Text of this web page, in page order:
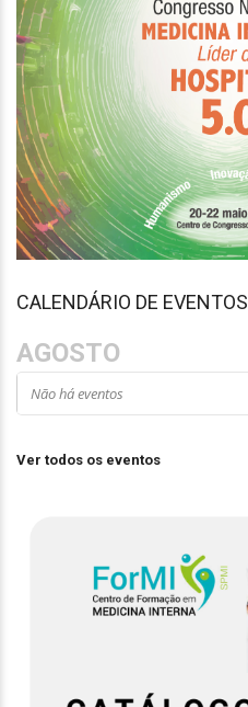
CALENDÁRIO DE EVENTOS
AGOSTO
Não há eventos
Ver todos os eventos